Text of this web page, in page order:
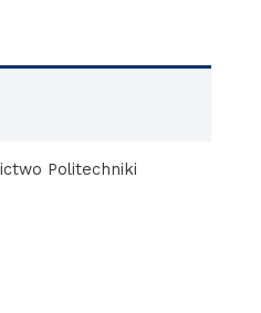
Politechniki